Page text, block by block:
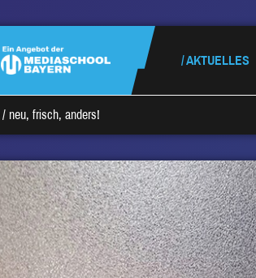
AKTUELLES
/ neu, frisch, anders!